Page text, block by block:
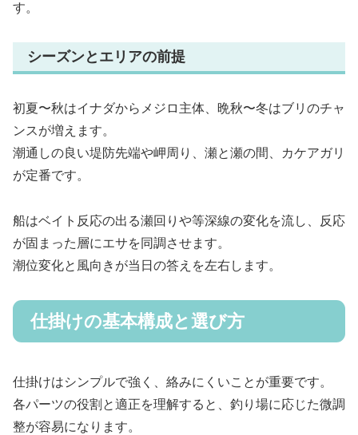
す。
シーズンとエリアの前提
初夏〜秋はイナダからメジロ主体、晩秋〜冬はブリのチャ
ンスが増えます。
潮通しの良い堤防先端や岬周り、瀬と瀬の間、カケアガリ
が定番です。
船はベイト反応の出る瀬回りや等深線の変化を流し、反応
が固まった層にエサを同調させます。
潮位変化と風向きが当日の答えを左右します。
仕掛けの基本構成と選び方
仕掛けはシンプルで強く、絡みにくいことが重要です。
各パーツの役割と適正を理解すると、釣り場に応じた微調
整が容易になります。